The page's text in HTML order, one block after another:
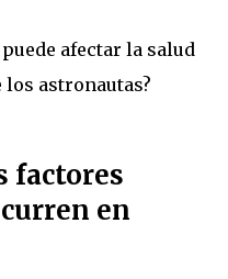
afectar la salud
astronautas?
factores
en